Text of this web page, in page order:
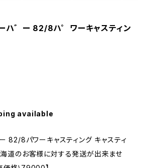
ハ゛ー 82/8ハ゜ワーキャスティン
available
82/8パワーキャスティング キャスティ
道のお客様に対する発送が出来ませ